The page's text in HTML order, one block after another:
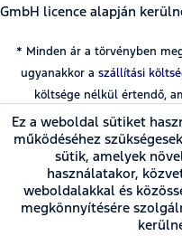
GmbH licence alapján
* Minden ár a törvényben
ugyanakkor a szállítási
költsége nélkül értendő,
Ez a weboldal sütiket
működéséhez
sütik, amelyek
használatakor,
weboldalakkal és
megkönnyítésére